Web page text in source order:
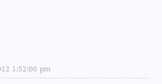
1:52:00 pm